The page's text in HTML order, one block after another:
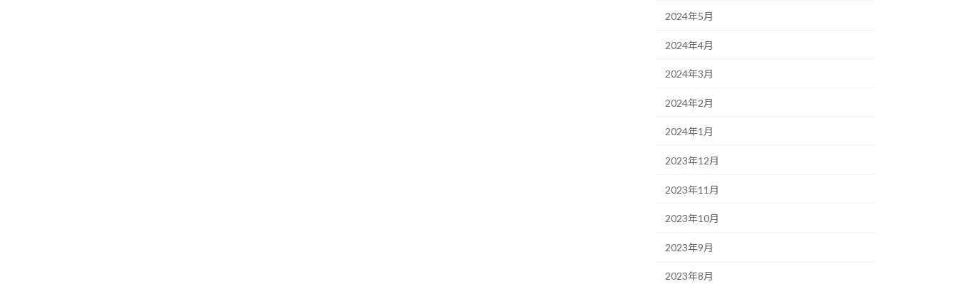
2024年5月
2024年4月
2024年3月
2024年2月
2024年1月
2023年12月
2023年11月
2023年10月
2023年9月
2023年8月